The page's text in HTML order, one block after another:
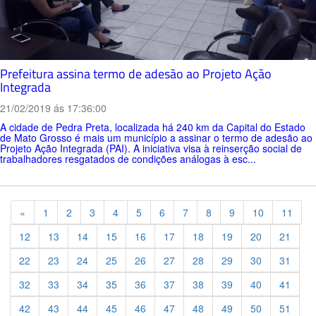
Prefeitura assina termo de adesão ao Projeto Ação
Integrada
21/02/2019 ás 17:36:00
A cidade de Pedra Preta, localizada há 240 km da Capital do Estado
de Mato Grosso é mais um município a assinar o termo de adesão ao
Projeto Ação Integrada (PAI). A iniciativa visa à reinserção social de
trabalhadores resgatados de condições análogas à esc...
« Previous
1 2 3 4 5 6 7 8 9 10
11
12
13 14 15 16 17 18 19 20
21
22
23 24 25 26 27 28 29 30
31
32
33 34 35 36 37 38 39 40
41
42
43 44 45 46 47 48 49 50
51